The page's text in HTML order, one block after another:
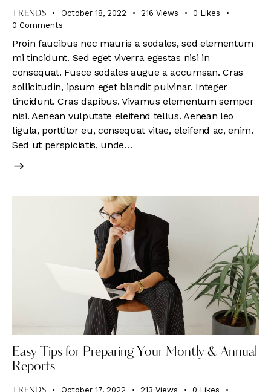
TRENDS October 18, 2022 216 Views 0 Likes
0 Comments
Proin faucibus nec mauris a sodales, sed elementum
mi tincidunt. Sed eget viverra egestas nisi in
consequat. Fusce sodales augue a accumsan. Cras
sollicitudin, ipsum eget blandit pulvinar. Integer
tincidunt. Cras dapibus. Vivamus elementum semper
nisi. Aenean vulputate eleifend tellus. Aenean leo
ligula, porttitor eu, consequat vitae, eleifend ac, enim.
Sed ut perspiciatis, unde…
Easy Tips for Preparing Your Montly & Annual
Reports
TRENDS October 17, 2022 213 Views 0 Likes